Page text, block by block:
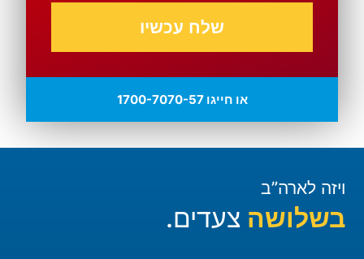
שלח עכשיו
או חייגו 1700-7070-57
ויזה לארה”ב
בשלושה צעדים.